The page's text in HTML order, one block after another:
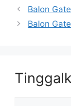
Balon
Balon